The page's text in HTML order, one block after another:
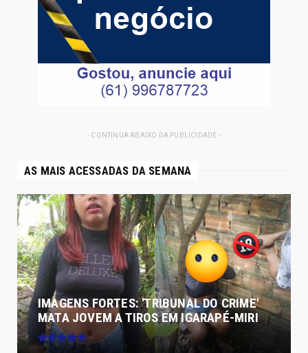
- CONTINUA ABAIXO DA PUBLICIDADE -
AS MAIS ACESSADAS DA SEMANA
IMAGENS FORTES: 'TRIBUNAL DO CRIME'
MATA JOVEM A TIROS EM IGARAPÉ-MIRI